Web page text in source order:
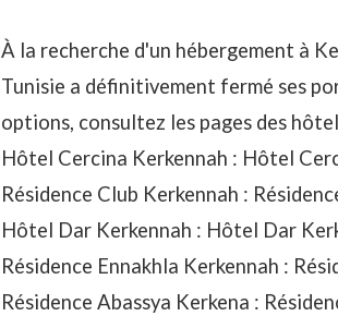
À la recherche d'un hébergement à
Tunisie a définitivement fermé ses
options, consultez les pages des
Hôtel Cercina Kerkennah : Hôtel
Résidence Club Kerkennah :
Hôtel Dar Kerkennah : Hôtel Dar
Résidence Ennakhla Kerkennah :
Résidence Abassya Kerkena :